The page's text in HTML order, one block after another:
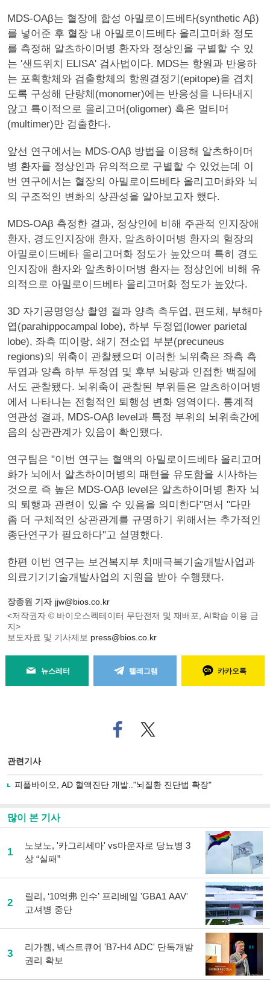
MDS-OAβ는 혈장에 합성 아밀로이드베타(synthetic Aβ)
를 넣어준 후 혈장 내 아밀로이드베타 올리고머화 정도
를 측정해 알츠하이머병 환자와 정상인을 구별할 수 있
는 '샌드위치 ELISA' 검사법이다. MDS는 항원과 반응하
는 포획항체와 검출항체의 항원결정기(epitope)을 겹치
도록 구성해 단량체(monomer)에는 반응성을 나타내지
않고 특이적으로 올리고머(oligomer) 혹은 멀티머
(multimer)만 검출한다.
앞선 연구에서는 MDS-OAβ 방법을 이용해 알츠하이머
병 환자를 정상인과 유의적으로 구별할 수 있었는데 이
번 연구에서는 혈장의 아밀로이드베타 올리고머화와 뇌
의 구조적인 변화의 상관성을 알아보고자 했다.
MDS-OAβ 측정한 결과, 정상인에 비해 주관적 인지장애
환자, 경도인지장애 환자, 알츠하이머병 환자의 혈장의
아밀로이드베타 올리고머화 정도가 높았으며 특히 경도
인지장애 환자와 알츠하이머병 환자는 정상인에 비해 유
의적으로 아밀로이드베타 올리고머화 정도가 높았다.
3D 자기공명영상 촬영 결과 양측 측두엽, 편도체, 부해마
엽(parahippocampal lobe), 하부 두정엽(lower parietal
lobe), 좌측 띠이랑, 쇄기 전소엽 부분(precuneus
regions)의 위축이 관찰됐으며 이러한 뇌위축은 좌측 측
두엽과 양측 하부 두정엽 및 후부 뇌량과 인접한 백질에
서도 관찰됐다. 뇌위축이 관찰된 부위들은 알츠하이머병
에서 나타나는 전형적인 퇴행성 변화 영역이다. 통계적
연관성 결과, MDS-OAβ level과 특정 부위의 뇌위축간에
음의 상관관계가 있음이 확인됐다.
연구팀은 "이번 연구는 혈액의 아밀로이드베타 올리고머
화가 뇌에서 알츠하이머병의 패턴을 유도함을 시사하는
것으로 즉 높은 MDS-OAβ level은 알츠하이머병 환자 뇌
의 퇴행과 관련이 있을 수 있음을 의미한다"면서 "다만
좀 더 구체적인 상관관계를 규명하기 위해서는 추가적인
종단연구가 필요하다"고 설명했다.
한편 이번 연구는 보건복지부 치매극복기술개발사업과
의료기기기술개발사업의 지원을 받아 수행됐다.
장종원 기자 jjw@bios.co.kr
<저작권자 © 바이오스펙테이터 무단전재 및 재배포, AI학습 이용 금
지>
보도자료 및 기사제보 press@bios.co.kr
뉴스레터 텔레그램 카카오톡
페
이
로
기
기
트위
터로
관련기사
피플바이오, AD 혈액진단 개발.."뇌질환 진단법 확장"
많이 본 기사
1
노보노, '카그리세마' vs마운자로 당뇨병 3
상 “실패”
2
릴리, ‘10억弗 인수’ 프리베일 'GBA1 AAV'
고셔병 중단
3
리가켐, 넥스트큐어 'B7-H4 ADC' 단독개발
권리 확보